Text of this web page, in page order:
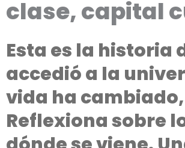
clase, capital
Esta es la historia
accedió a la
vida ha
Reflexiona sobre